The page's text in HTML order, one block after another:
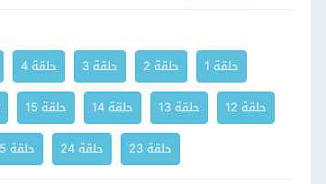
حلقة 1 حلقة 2 حلقة 3 حلقة 4
حلقة 12
حلقة 13 حلقة 14 حلقة 15
حلقة 23
حلقة 24 حلقة 25